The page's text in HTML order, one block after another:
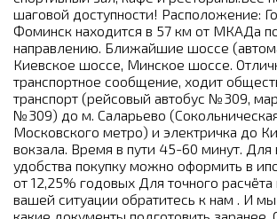
шаговой доступности! Расположение:
Фоминск находится в 57 км от МКАДа
направлению. Ближайшие шоссе
Киевское шоссе, Минское шоссе.
транспортное сообщение, ходит
транспорт (рейсовый автобус №309,
№309) до м. Саларьево
Московского метро) и электричка до
вокзала. Время в пути 45-60 минут. Для
удобства покупку можно оформить в
от 12,25% годовых Для точного
вашей ситуации обратитесь к нам . И
какие документы подготовить заранее.